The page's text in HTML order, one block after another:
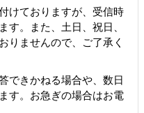
けておりますが、受信時
す。また、土日、祝日、
りませんので、ご了承く
できかねる場合や、数日
す。お急ぎの場合はお電